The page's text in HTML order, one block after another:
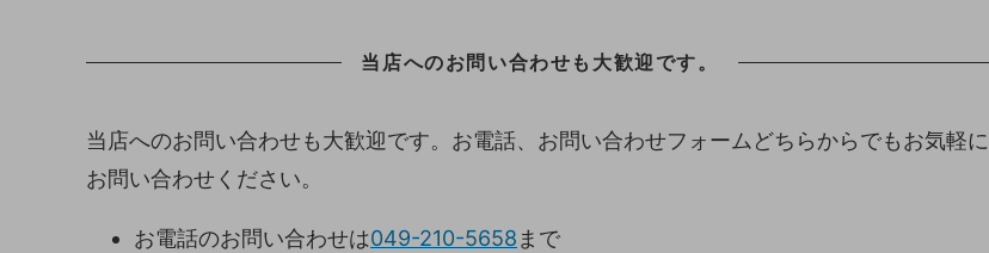
当店へのお問い合わせも大歓迎です。
当店へのお問い合わせも大歓迎です。お電話、お問い合わせフォームどちらからでもお気軽に
お問い合わせください。
お電話のお問い合わせは049-210-5658まで